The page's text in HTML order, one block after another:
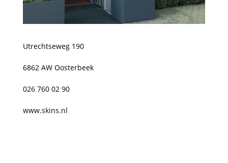
Utrechtseweg 190
6862 AW Oosterbeek
026 760 02 90
www.skins.nl